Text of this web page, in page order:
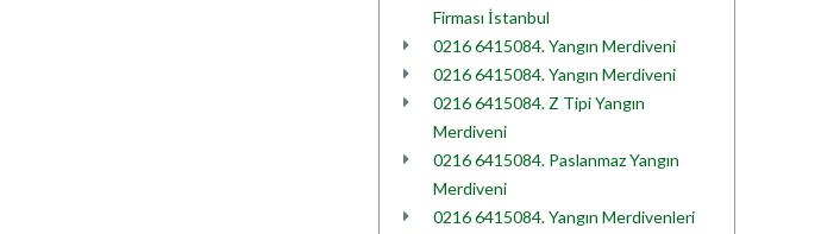
Firması İstanbul
0216 6415084. Yangın Merdiveni
0216 6415084. Yangın Merdiveni
0216 6415084. Z Tipi Yangın
Merdiveni
0216 6415084. Paslanmaz Yangın
Merdiveni
0216 6415084. Yangın Merdivenleri